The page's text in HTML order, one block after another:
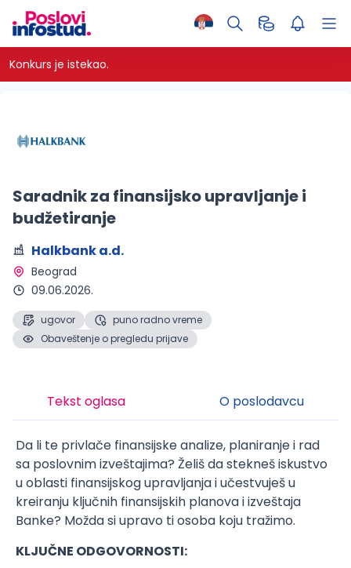
Konkurs je istekao.
Saradnik za finansijsko upravljanje i
budžetiranje
Halkbank a.d.
Beograd
09.06.2026.
ugovor
puno radno vreme
Obaveštenje o pregledu prijave
Tekst oglasa O poslodavcu
Da li te privlače finansijske analize, planiranje i rad
sa poslovnim izveštajima? Želiš da stekneš iskustvo
u oblasti finansijskog upravljanja i učestvuješ u
kreiranju ključnih finansijskih planova i izveštaja
Banke? Možda si upravo ti osoba koju tražimo.
KLJUČNE ODGOVORNOSTI: